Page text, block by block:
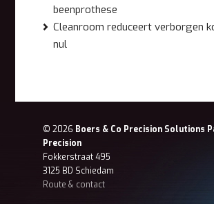
beenprothese
Cleanroom reduceert verborgen
nul
© 2026 Boers & Co Precision Solutions
Precision
Fokkerstraat 495
3125 BD Schiedam
Route & contact